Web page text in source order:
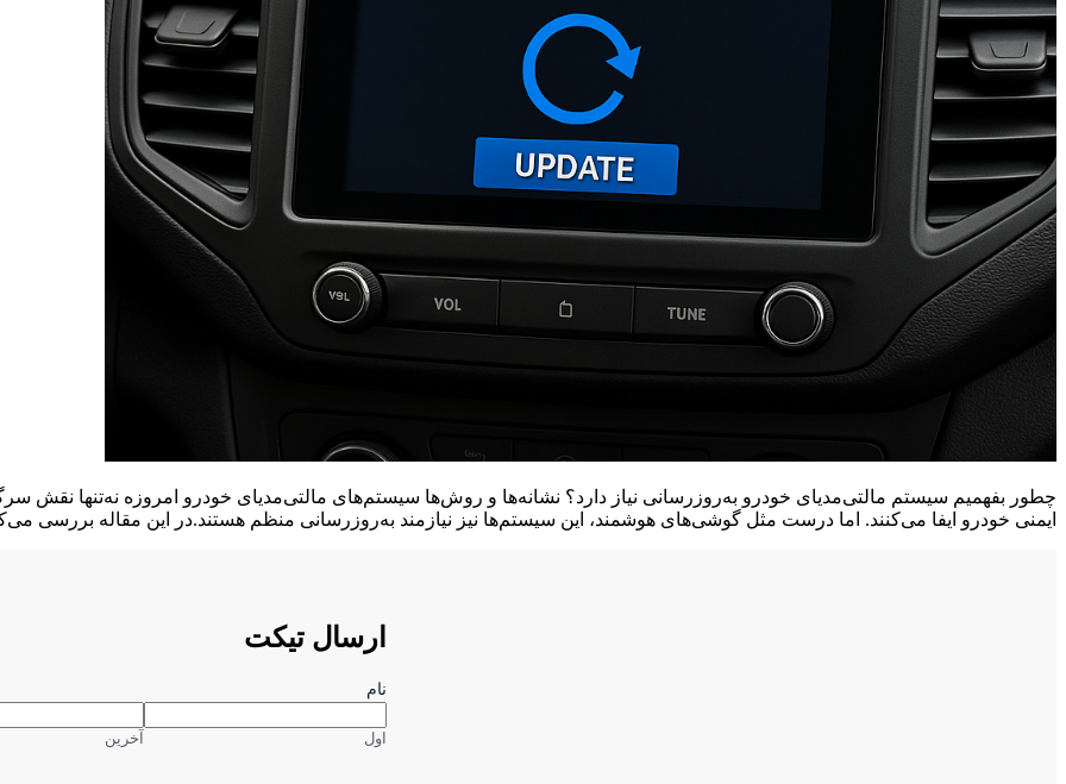
چطور بفهمیم سیستم مالتی‌مدیای خودرو به‌روزرسانی نیاز دارد؟ نشانه‌ها و روش‌ها سیستم‌های مالتی‌مدیای خودرو امروزه نه‌تنها نقش
ایمنی خودرو ایفا می‌کنند. اما درست مثل گوشی‌های هوشمند، این سیستم‌ها نیز نیازمند به‌روزرسانی منظم هستند.در این مقاله بررسی
ارسال تیکت
نام
اول آخرین